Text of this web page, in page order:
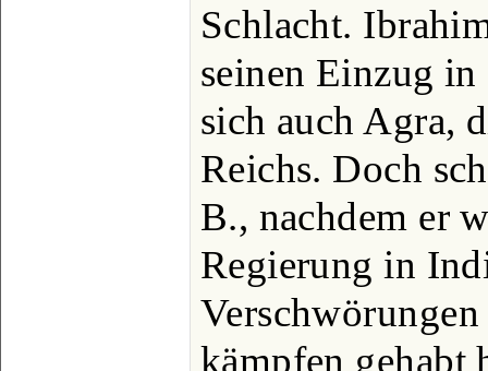
Schlacht.
seinen Einzug
sich auch Agra,
Reichs. Doch
B., nachdem er
Regierung in
kämpfen gehabt